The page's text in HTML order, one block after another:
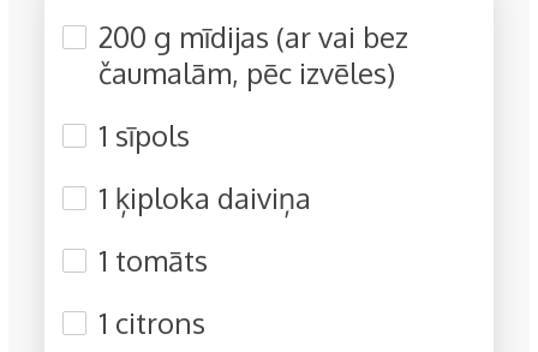
200 g mīdijas (ar vai bez
čaumalām, pēc izvēles)
1 sīpols
1 ķiploka daiviņa
1 tomāts
1 citrons